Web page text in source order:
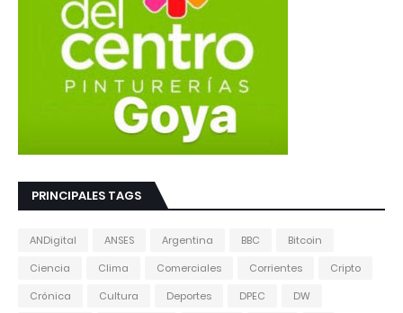
PRINCIPALES TAGS
ANDigital ANSES Argentina BBC
Bitcoin
Ciencia
Clima Comerciales Corrientes
Cripto
Crónica
Cultura Deportes DPEC
DW